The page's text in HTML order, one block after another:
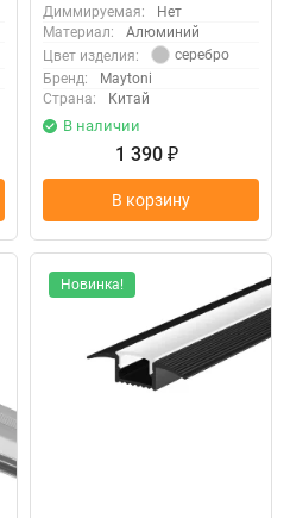
Диммируемая:
Нет
Материал:
Алюминий
Цвет изделия:
серебро
Бренд:
Maytoni
Страна:
Китай
В наличии
1 390 ₽
В корзину
Новинка!